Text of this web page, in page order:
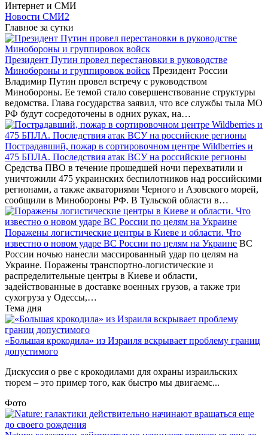
Интернет и СМИ
Новости СМИ2
Главное за сутки
Президент Путин провел перестановки в руководстве
Минобороны и группировок войск Президент России
Владимир Путин провел встречу с руководством
Минобороны. Ее темой стало совершенствование структуры
ведомства. Глава государства заявил, что все службы тыла МО
РФ будут сосредоточены в одних руках, на…
Пострадавший, пожар в сортировочном центре Wildberries и
475 БПЛА. Последствия атак ВСУ на российские регионы
Средства ПВО в течение прошедшей ночи перехватили и
уничтожили 475 украинских беспилотников над российскими
регионами, а также акваториями Черного и Азовского морей,
сообщили в Минобороны РФ. В Тульской области в…
Поражены логистические центры в Киеве и области. Что
известно о новом ударе ВС России по целям на Украине ВС
России ночью нанесли массированный удар по целям на
Украине. Поражены транспортно-логистические и
распределительные центры в Киеве и области,
задействованные в доставке военных грузов, а также три
сухогруза у Одессы,…
Тема дня
«Большая крокодила» из Израиля вскрывает проблему границ
допустимого
Дискуссия о рве с крокодилами для охраны израильских
тюрем – это пример того, как быстро мы двигаемс...
Фото